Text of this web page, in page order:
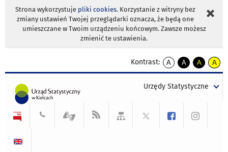
Strona wykorzystuje pliki cookies. Korzystanie z witryny bez
zmiany ustawień Twojej przeglądarki oznacza, że będą one
umieszczane w Twoim urządzeniu końcowym. Zawsze możesz
zmienić te ustawienia.
Kontrast:
A
kontrast
A
kontrast
tekst
czarnym
A
kontrast
tekst
czarnym
A
tekst
żółtym
Urzędy Statystyczne